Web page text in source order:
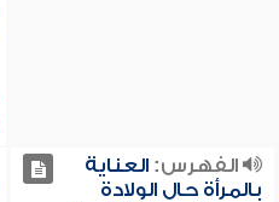
الفهرس:العناية
بالمرأة حال الولادة